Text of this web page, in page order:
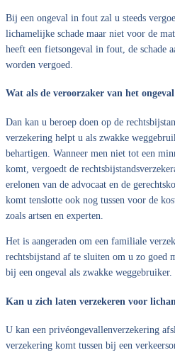
Bij een ongeval in fout zal u steeds
lichamelijke schade maar niet voor de
heeft een fietsongeval in fout, de schade
worden vergoed.
Wat als de veroorzaker van het
Dan kan u beroep doen op de
verzekering helpt u als zwakke
behartigen. Wanneer men niet tot een
komt, vergoedt de
erelonen van de advocaat en de
komt tenslotte ook nog tussen voor de
zoals artsen en experten.
Het is aangeraden om een familiale
rechtsbijstand af te sluiten om u zo goed
bij een ongeval als zwakke weggebruiker.
Kan u zich laten verzekeren voor
U kan een privéongevallenverzekering
verzekering komt tussen bij een